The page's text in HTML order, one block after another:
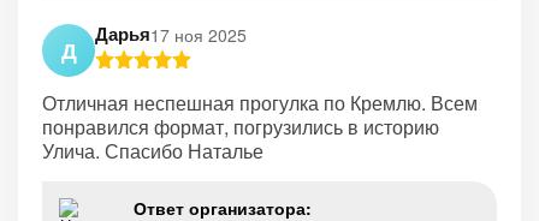
Д
Дарья17 ноя 2025
Отличная неспешная прогулка по Кремлю. Всем
понравился формат, погрузились в историю
Улича. Спасибо Наталье
Ответ организатора: